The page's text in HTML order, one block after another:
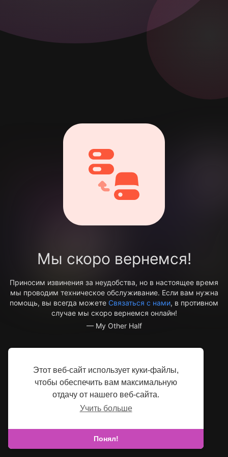
Этот веб-сайт использует куки-файлы,
чтобы обеспечить вам максимальную
отдачу от нашего веб-сайта.
Учить больше
Понял!
Мы скоро вернемся!
Приносим извинения за неудобства, но в настоящее время
мы проводим техническое обслуживание. Если вам нужна
помощь, вы всегда можете Связаться с нами, в противном
случае мы скоро вернемся онлайн!
— My Other Half